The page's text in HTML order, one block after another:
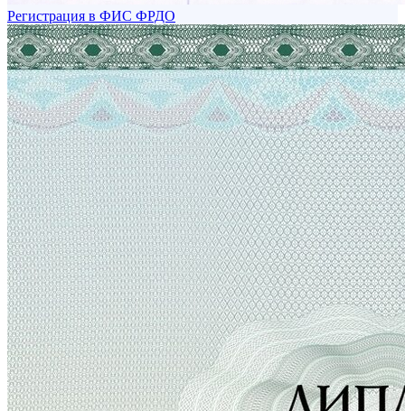
Регистрация в ФИС ФРДО